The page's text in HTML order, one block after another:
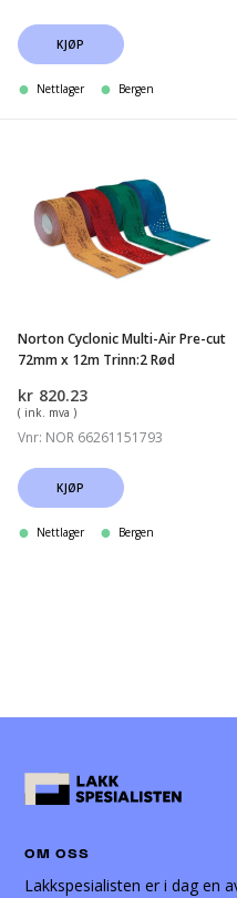
KJØP
Nettlager Bergen
Multi-
Air
x
Trinn:2
Rød
Norton Cyclonic Multi-Air Pre-cut
72mm x 12m Trinn:2 Rød
kr 820.23
( ink. mva )
Vnr: NOR 66261151793
KJØP
Nettlager Bergen
OM OSS
Lakkspesialisten er i dag en